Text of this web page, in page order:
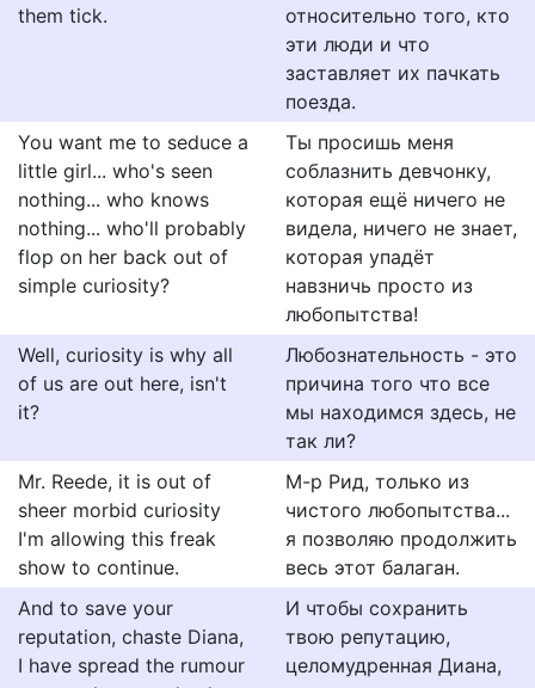
them tick.
относительно того, кто
эти люди и что
заставляет их пачкать
поезда.
You want me to seduce a
little girl... who's seen
nothing... who knows
nothing... who'll probably
flop on her back out of
simple curiosity?
Ты просишь меня
соблазнить девчонку,
которая ещё ничего не
видела, ничего не знает,
которая упадёт
навзничь просто из
любопытства!
Well, curiosity is why all
of us are out here, isn't
it?
Любознательность - это
причина того что все
мы находимся здесь, не
так ли?
Mr. Reede, it is out of
sheer morbid curiosity
I'm allowing this freak
show to continue.
М-р Рид, только из
чистого любопытства...
я позволяю продолжить
весь этот балаган.
And to save your
reputation, chaste Diana,
I have spread the rumour
И чтобы сохранить
твою репутацию,
целомудренная Диана,